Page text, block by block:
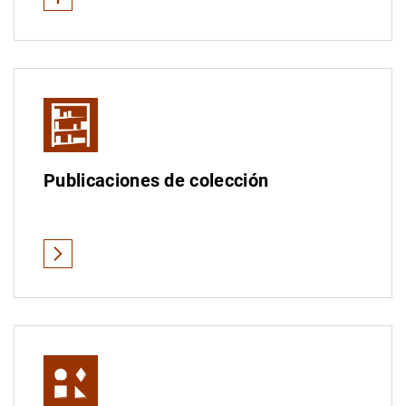
Ver Menos
Boletín Estadístico
Boletín Informativo de las Estadísticas del Banco de
Publicaciones de colección